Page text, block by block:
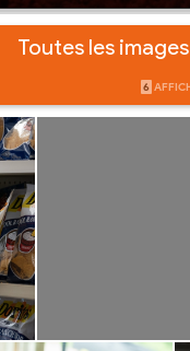
Toutes les
6